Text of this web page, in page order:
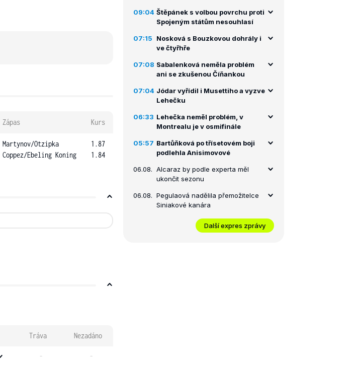
Zápas Kurs
Martynov/Otzipka
Coppez/Ebeling Koning
1.87
1.84
Tráva Nezadáno
- -
09:04 Štěpánek s volbou povrchu proti
Spojeným státům nesouhlasí
07:15
Nosková s Bouzkovou dohrály i
ve čtyřhře
07:08 Sabalenková neměla problém
ani se zkušenou Číňankou
07:04 Jódar vyřídil i Musettiho a vyzve
Lehečku
06:33 Lehečka neměl problém, v
Montrealu je v osmifinále
05:57 Bartůňková po třísetovém boji
podlehla Anisimovové
06.08. Alcaraz by podle experta měl
ukončit sezonu
06.08. Pegulaová nadělila přemožitelce
Siniakové kanára
Další expres zprávy